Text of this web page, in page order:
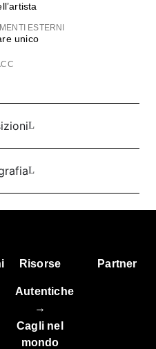
ESTERNI
unico
Risorse
Autentiche
→
Cagli nel
mondo
Partner